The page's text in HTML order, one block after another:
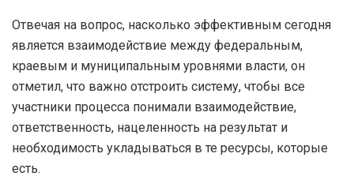
Отвечая на вопрос, насколько эффективным сегодня
является взаимодействие между федеральным,
краевым и муниципальным уровнями власти, он
отметил, что важно отстроить систему, чтобы все
участники процесса понимали взаимодействие,
ответственность, нацеленность на результат и
необходимость укладываться в те ресурсы, которые
есть.